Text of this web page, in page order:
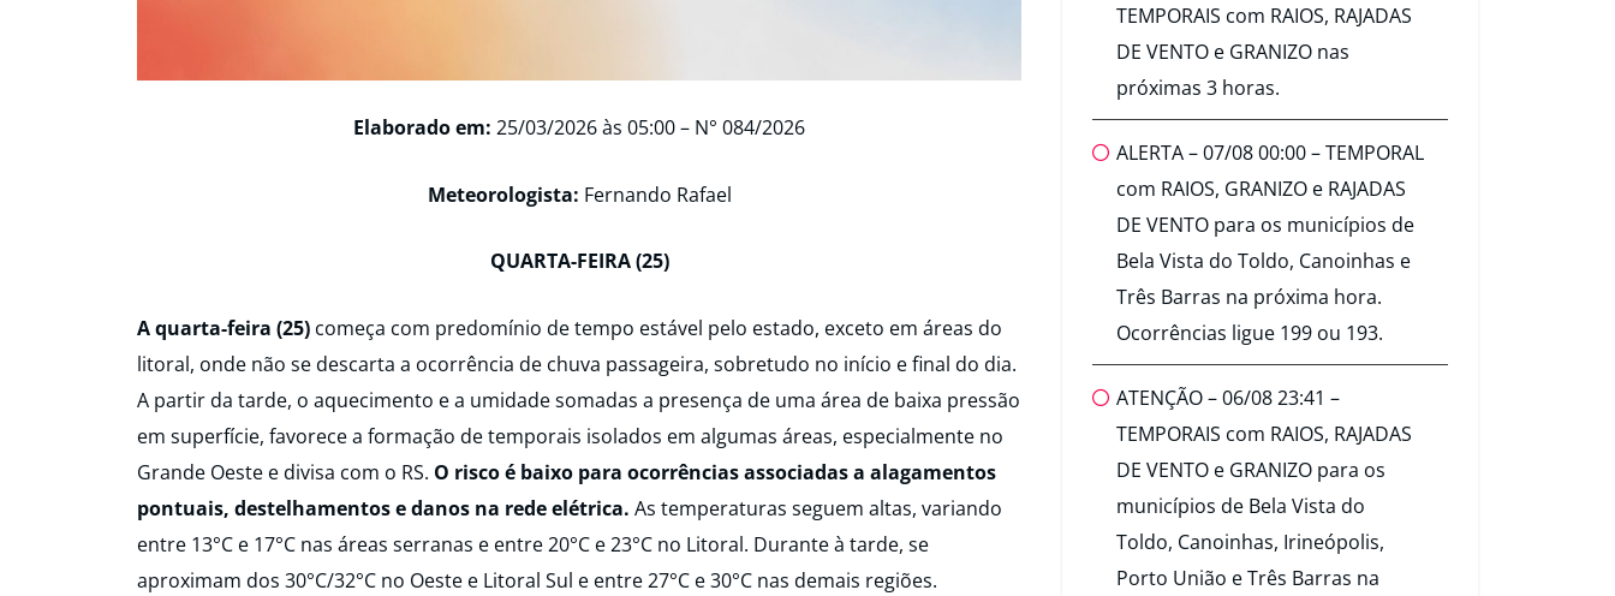
Elaborado em: 25/03/2026 às 05:00 – N° 084/2026
Meteorologista: Fernando Rafael
QUARTA-FEIRA (25)
A quarta-feira (25) começa com predomínio de tempo estável pelo estado, exceto em áreas do
litoral, onde não se descarta a ocorrência de chuva passageira, sobretudo no início e final do dia.
A partir da tarde, o aquecimento e a umidade somadas a presença de uma área de baixa pressão
em superfície, favorece a formação de temporais isolados em algumas áreas, especialmente no
Grande Oeste e divisa com o RS. O risco é baixo para ocorrências associadas a alagamentos
pontuais, destelhamentos e danos na rede elétrica. As temperaturas seguem altas, variando
entre 13°C e 17°C nas áreas serranas e entre 20°C e 23°C no Litoral. Durante à tarde, se
aproximam dos 30°C/32°C no Oeste e Litoral Sul e entre 27°C e 30°C nas demais regiões.
TEMPORAIS com RAIOS, RAJADAS
DE VENTO e GRANIZO nas
próximas 3 horas.
ALERTA – 07/08 00:00 – TEMPORAL
com RAIOS, GRANIZO e RAJADAS
DE VENTO para os municípios de
Bela Vista do Toldo, Canoinhas e
Três Barras na próxima hora.
Ocorrências ligue 199 ou 193.
ATENÇÃO – 06/08 23:41 –
TEMPORAIS com RAIOS, RAJADAS
DE VENTO e GRANIZO para os
municípios de Bela Vista do
Toldo, Canoinhas, Irineópolis,
Porto União e Três Barras na